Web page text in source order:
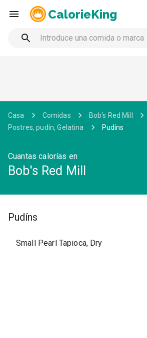
CalorieKing
Casa Comidas
Bob's Red Mill
Postres, pudín, Gelatina
Pudíns
Cuantas calorías en
Bob's Red Mill
Pudíns
Small Pearl Tapioca, Dry